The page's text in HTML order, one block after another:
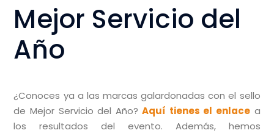
Mejor Servicio del
Año
¿Conoces ya a las marcas galardonadas con el sello
de Mejor Servicio del Año?Aquí tienes el enlace a
los resultados del evento. Además, hemos